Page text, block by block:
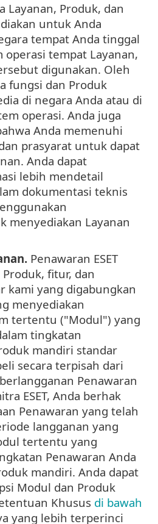
Layanan, Produk, dan
untuk Anda
tempat Anda tinggal
tempat Layanan,
digunakan. Oleh
fungsi dan Produk
di negara Anda atau di
operasi. Anda juga
Anda memenuhi
prasyarat untuk dapat
Anda dapat
lebih mendetail
dokumentasi teknis
menyediakan Layanan
Penawaran ESET
fitur, dan
kami yang digabungkan
menyediakan
tertentu ("Modul") yang
tingkatan
mandiri standar
secara terpisah dari
Penawaran
ESET, Anda berhak
Penawaran yang telah
langganan yang
tertentu yang
Penawaran Anda
mandiri. Anda dapat
Modul dan Produk
Khusus di bawah
yang lebih terperinci